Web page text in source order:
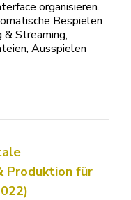
organisieren.
Bespielen
Streaming,
Ausspielen
Produktion für